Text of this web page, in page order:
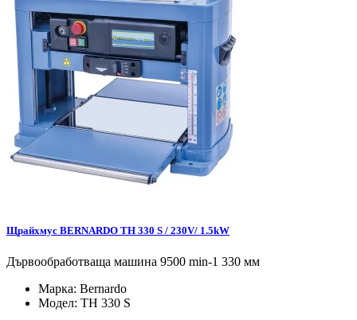
Щрайхмус BERNARDO TH 330 S / 230V/ 1.5kW
Дървообработваща машина 9500 min-1 330 мм
Марка: Bernardo
Модел: TH 330 S